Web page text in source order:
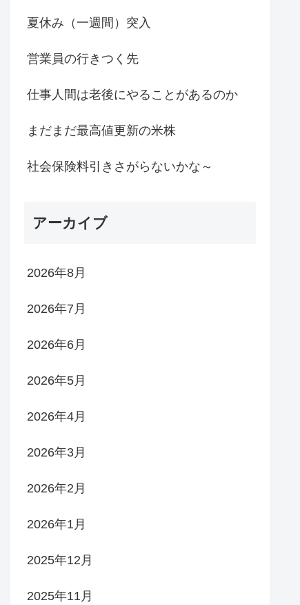
夏休み（一週間）突入
営業員の行きつく先
仕事人間は老後にやることがあるのか
まだまだ最高値更新の米株
社会保険料引きさがらないかな～
アーカイブ
2026年8月
2026年7月
2026年6月
2026年5月
2026年4月
2026年3月
2026年2月
2026年1月
2025年12月
2025年11月